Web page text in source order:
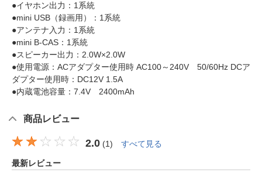
●イヤホン出力：1系統
●mini USB（録画用）：1系統
●アンテナ入力：1系統
●mini B-CAS：1系統
●スピーカー出力：2.0W×2.0W
●使用電源：ACアダプター使用時 AC100～240V 50/60Hz DCア
ダプター使用時：DC12V 1.5A
●内蔵電池容量：7.4V 2400mAh
商品レビュー
2.0 (1) すべて見る
最新レビュー